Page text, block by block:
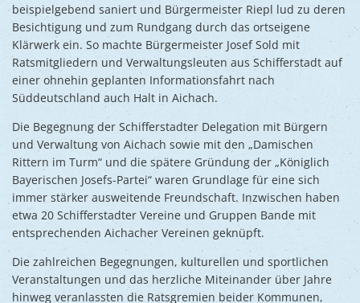
beispielgebend saniert und Bürgermeister Riepl lud zu deren
Besichtigung und zum Rundgang durch das ortseigene
Klärwerk ein. So machte Bürgermeister Josef Sold mit
Ratsmitgliedern und Verwaltungsleuten aus Schifferstadt auf
einer ohnehin geplanten Informationsfahrt nach
Süddeutschland auch Halt in Aichach.
Die Begegnung der Schifferstadter Delegation mit Bürgern
und Verwaltung von Aichach sowie mit den „Damischen
Rittern im Turm“ und die spätere Gründung der „Königlich
Bayerischen Josefs-Partei“ waren Grundlage für eine sich
immer stärker ausweitende Freundschaft. Inzwischen haben
etwa 20 Schifferstadter Vereine und Gruppen Bande mit
entsprechenden Aichacher Vereinen geknüpft.
Die zahlreichen Begegnungen, kulturellen und sportlichen
Veranstaltungen und das herzliche Miteinander über Jahre
hinweg veranlassten die Ratsgremien beider Kommunen,